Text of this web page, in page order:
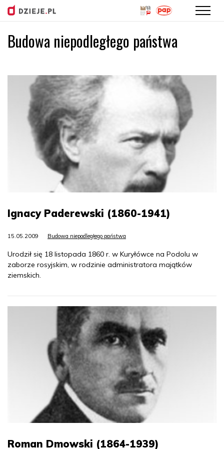
Przejdź
do
Budowa niepodległego państwa
Ignacy Paderewski (1860-1941)
15.05.2009 Budowa niepodległego państwa
Urodził się 18 listopada 1860 r. w Kuryłówce na Podolu w
zaborze rosyjskim, w rodzinie administratora majątków
ziemskich.
Roman Dmowski (1864-1939)